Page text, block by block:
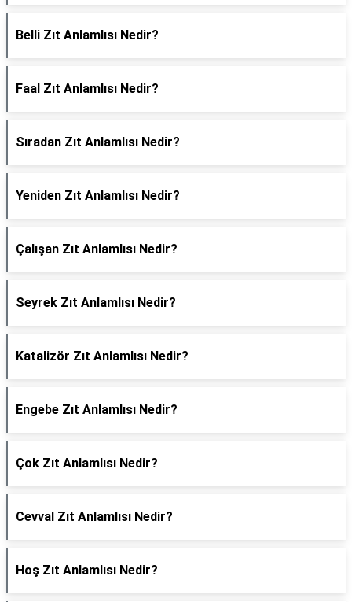
Belli Zıt Anlamlısı Nedir?
Faal Zıt Anlamlısı Nedir?
Sıradan Zıt Anlamlısı Nedir?
Yeniden Zıt Anlamlısı Nedir?
Çalışan Zıt Anlamlısı Nedir?
Seyrek Zıt Anlamlısı Nedir?
Katalizör Zıt Anlamlısı Nedir?
Engebe Zıt Anlamlısı Nedir?
Çok Zıt Anlamlısı Nedir?
Cevval Zıt Anlamlısı Nedir?
Hoş Zıt Anlamlısı Nedir?